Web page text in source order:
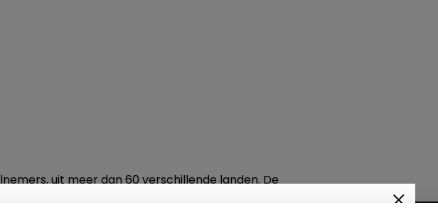
uit meer dan 60 verschillende landen. De
met een hoop liters grand cru naar huis. Voor